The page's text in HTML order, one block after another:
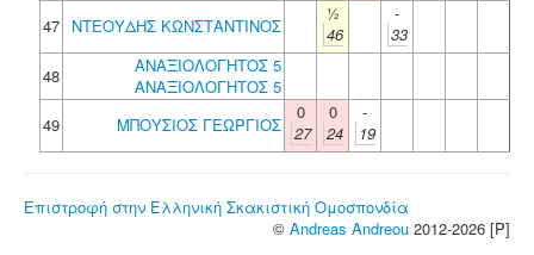
47 ΝΤΕΟΥΔΗΣ ΚΩΝΣΤΑΝΤΙΝΟΣ
½
46
-
33
48
ΑΝΑΞΙΟΛΟΓΗΤΟΣ 5
ΑΝΑΞΙΟΛΟΓΗΤΟΣ 5
49
ΜΠΟΥΣΙΟΣ ΓΕΩΡΓΙΟΣ
0
27
0
24
-
19
Επιστροφή στην Ελληνική Σκακιστική Ομοσπονδία
© Andreas Andreou 2012-2026 [P]